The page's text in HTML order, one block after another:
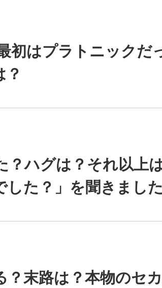
初はプラトニックだ
？
？ハグは？それ以上
た？」を聞きました
末路は？本物のセ